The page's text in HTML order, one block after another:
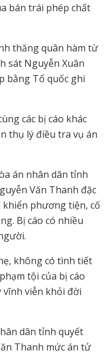
bán trái phép chất
thăng quân hàm từ
sát Nguyễn Xuân
bằng Tổ quốc ghi
các bị cáo khác
thụ lý điều tra vụ án
án nhân dân tỉnh
Văn Thanh đặc
phương tiện, cố
Bị cáo có nhiều
không có tình tiết
tội của bị cáo
vĩnh viễn khỏi đời
dân tỉnh quyết
Thanh mức án tử